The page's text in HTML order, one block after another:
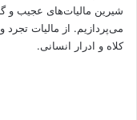
شیرین مالیات‌های عجیب و
می‌پردازیم. از مالیات تجرد
کلاه و ادرار انسانی.